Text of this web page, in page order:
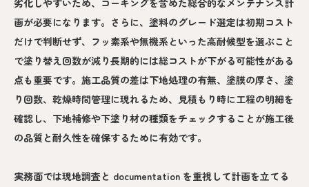
画が必要になります。さらに、塗料のグレード選定は初期コスト
だけで判断せず、フッ素系や無機系といった高耐候型を選ぶこと
で塗り替え回数が減り長期的には総コストが下がる可能性がある
点も重要です。施工品質の差は下地処理の有無、塗膜の厚さ、塗
り回数、乾燥時間管理に現れるため、見積もり時に工程の明細を
確認し、下地補修や下塗り材の種類をチェックすることが施工後
の品質と耐久性を確保するために有効です。
実務面では現地調査と documentation を重視して計画を立てる